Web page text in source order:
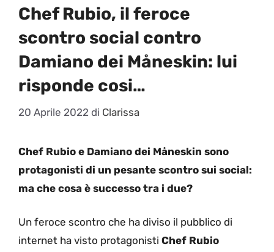
Chef Rubio, il feroce
scontro social contro
Damiano dei Måneskin: lui
risponde cosi…
20 Aprile 2022 di Clarissa
Chef Rubio e Damiano dei Måneskin sono
protagonisti di un pesante scontro sui social:
ma che cosa è successo tra i due?
Un feroce scontro che ha diviso il pubblico di
internet ha visto protagonisti Chef Rubio